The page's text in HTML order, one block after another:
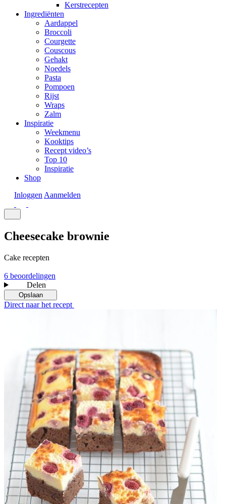
Kerstrecepten
Ingrediënten
Aardappel
Broccoli
Courgette
Couscous
Gehakt
Noedels
Pasta
Pompoen
Rijst
Wraps
Zalm
Inspiratie
Weekmenu
Kooktips
Recept video’s
Top 10
Inspiratie
Shop
Inloggen Aanmelden
Cheesecake brownie
Cake recepten
6 beoordelingen
Delen
Opslaan
Direct naar het recept